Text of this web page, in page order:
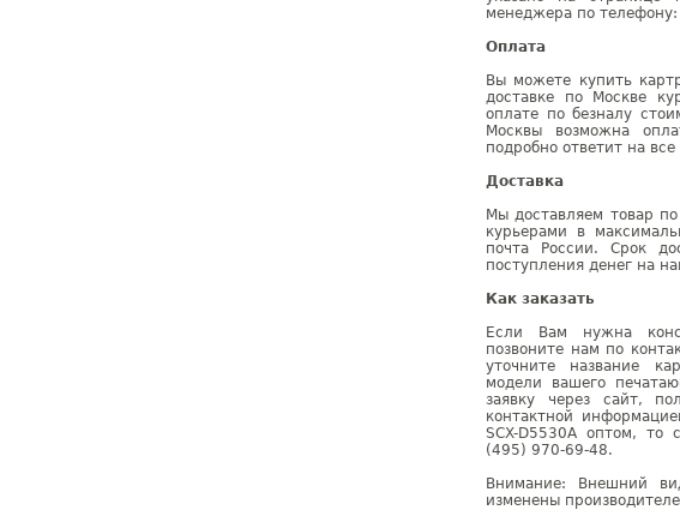
менеджера по
Оплата
Вы можете купить
доставке по Москве
оплате по безналу
Москвы возможна
подробно ответит на
Доставка
Мы доставляем товар
курьерами в
почта России. Срок
поступления денег на
Как заказать
Если Вам нужна
позвоните нам по
уточните название
модели вашего
заявку через сайт,
контактной
SCX-D5530A оптом,
(495) 970-69-48.
Внимание: Внешний
изменены